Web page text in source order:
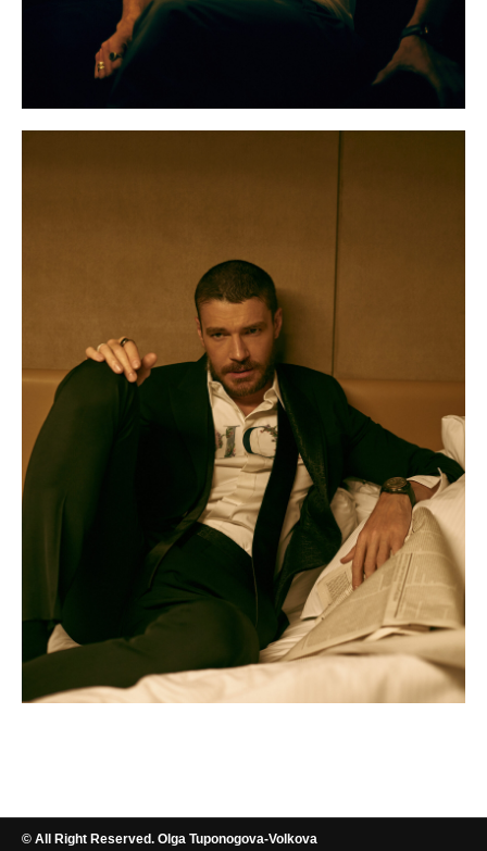
© All Right Reserved. Olga Tuponogova-Volkova